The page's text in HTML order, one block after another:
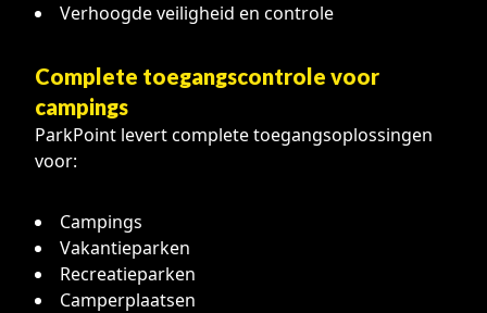
Verhoogde veiligheid en controle
Complete toegangscontrole voor
campings
ParkPoint levert complete toegangsoplossingen
voor:
Campings
Vakantieparken
Recreatieparken
Camperplaatsen